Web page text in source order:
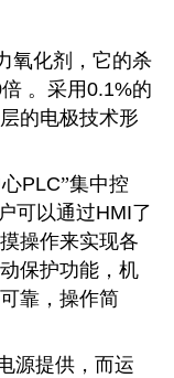
氧化剂，它的杀
倍 。采用0.1%的
的电极技术形
PLC”集中控
可以通过HMI了
操作来实现各
保护功能，机
靠，操作简
源提供，而运